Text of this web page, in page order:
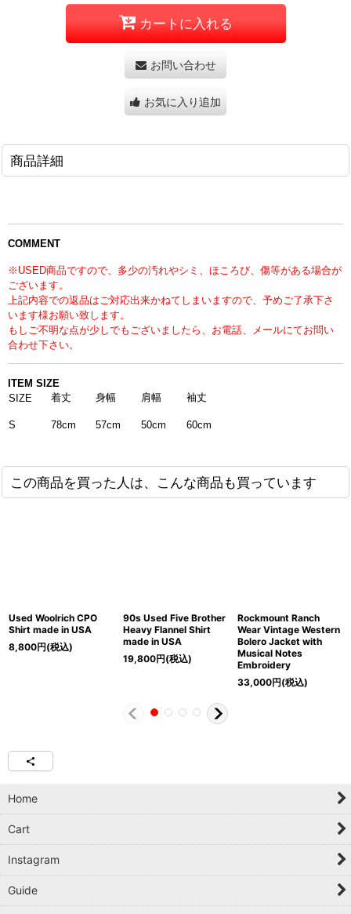
カートに入れる
お問い合わせ
お気に入り追加
商品詳細
COMMENT
※USED商品ですので、多少の汚れやシミ、ほころび、傷等がある場合が
ございます。
上記内容での返品はご対応出来かねてしまいますので、予めご了承下さ
います様お願い致します。
もしご不明な点が少しでもございましたら、お電話、メールにてお問い
合わせ下さい。
ITEM SIZE
SIZE
着丈 身幅 肩幅 袖丈
S 78cm 57cm 50cm 60cm
この商品を買った人は、こんな商品も買っています
Used Woolrich CPO
Shirt made in USA
8,800円(税込)
90s Used Five Brother
Heavy Flannel Shirt
made in USA
19,800円(税込)
Rockmount Ranch
Wear Vintage Western
Bolero Jacket with
Musical Notes
Embroidery
33,000円(税込)
Home
Cart
Instagram
Guide